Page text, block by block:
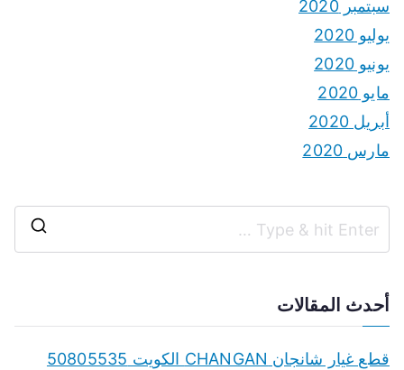
سبتمبر 2020
يوليو 2020
يونيو 2020
مايو 2020
أبريل 2020
مارس 2020
r
أحدث المقالات
قطع غيار شانجان CHANGAN الكويت 50805535